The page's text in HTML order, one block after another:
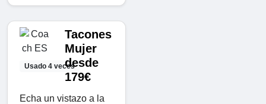
Usado 4 veces
Tacones
Mujer
desde
179€
Echa un vistazo a la